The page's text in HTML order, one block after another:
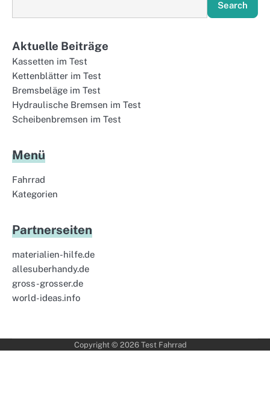
Search
Aktuelle Beiträge
Kassetten im Test
Kettenblätter im Test
Bremsbeläge im Test
Hydraulische Bremsen im Test
Scheibenbremsen im Test
Menü
Fahrrad
Kategorien
Partnerseiten
materialien-hilfe.de
allesuberhandy.de
gross-grosser.de
world-ideas.info
Copyright © 2026 Test Fahrrad